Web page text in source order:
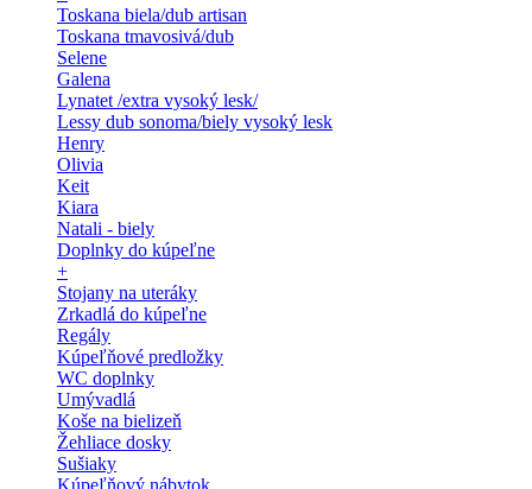
Toskana biela/dub artisan
Toskana tmavosivá/dub
Selene
Galena
Lynatet /extra vysoký lesk/
Lessy dub sonoma/biely vysoký lesk
Henry
Olivia
Keit
Kiara
Natali - biely
Doplnky do kúpeľne
+
Stojany na uteráky
Zrkadlá do kúpeľne
Regály
Kúpeľňové predložky
WC doplnky
Umývadlá
Koše na bielizeň
Žehliace dosky
Sušiaky
Kúpeľňový nábytok